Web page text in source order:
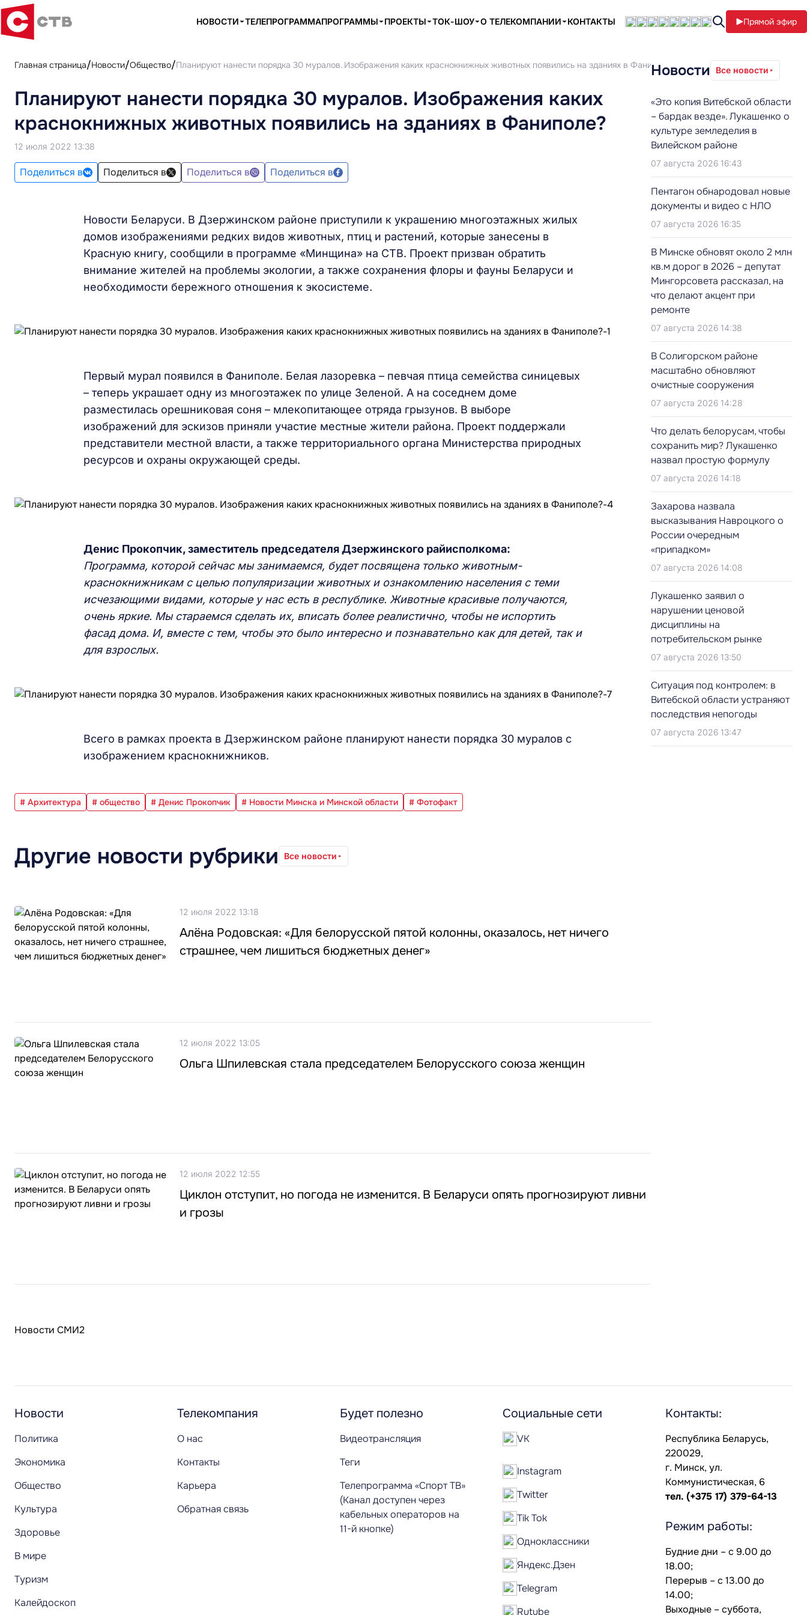
НОВОСТИ ТЕЛЕПРОГРАММАПРОГРАММЫ ПРОЕКТЫ ТОК-ШОУ О ТЕЛЕКОМПАНИИ КОНТАКТЫ Прямой эфир
Главная страница Новости Общество Планируют нанести порядка 30 муралов. Изображения каких краснокнижных животных появились на зданиях в Фаниполе?
Планируют нанести порядка 30 муралов. Изображения каких
краснокнижных животных появились на зданиях в Фаниполе?
12 июля 2022 13:38
Поделиться в Поделиться в Поделиться в Поделиться в
Новости Беларуси. В Дзержинском районе приступили к украшению многоэтажных жилых
домов изображениями редких видов животных, птиц и растений, которые занесены в
Красную книгу, сообщили в программе «Минщина» на СТВ. Проект призван обратить
внимание жителей на проблемы экологии, а также сохранения флоры и фауны Беларуси и
необходимости бережного отношения к экосистеме.
Первый мурал появился в Фаниполе. Белая лазоревка – певчая птица семейства синицевых
– теперь украшает одну из многоэтажек по улице Зеленой. А на соседнем доме
разместилась орешниковая соня – млекопитающее отряда грызунов. В выборе
изображений для эскизов приняли участие местные жители района. Проект поддержали
представители местной власти, а также территориального органа Министерства природных
ресурсов и охраны окружающей среды.
Денис Прокопчик, заместитель председателя Дзержинского райисполкома:
Программа, которой сейчас мы занимаемся, будет посвящена только животным-
краснокнижникам с целью популяризации животных и ознакомлению населения с теми
исчезающими видами, которые у нас есть в республике. Животные красивые получаются,
очень яркие. Мы стараемся сделать их, вписать более реалистично, чтобы не испортить
фасад дома. И, вместе с тем, чтобы это было интересно и познавательно как для детей, так и
для взрослых.
Всего в рамках проекта в Дзержинском районе планируют нанести порядка 30 муралов с
изображением краснокнижников.
# Архитектура # общество # Денис Прокопчик # Новости Минска и Минской области # Фотофакт
Другие новости рубрики Все новости
12 июля 2022 13:18
Алёна Родовская: «Для белорусской пятой колонны, оказалось, нет ничего
страшнее, чем лишиться бюджетных денег»
12 июля 2022 13:05
Ольга Шпилевская стала председателем Белорусского союза женщин
12 июля 2022 12:55
Циклон отступит, но погода не изменится. В Беларуси опять прогнозируют ливни
и грозы
Новости СМИ2
Новости Все новости
«Это копия Витебской области
– бардак везде». Лукашенко о
культуре земледелия в
Вилейском районе
07 августа 2026 16:43
Пентагон обнародовал новые
документы и видео с НЛО
07 августа 2026 16:35
В Минске обновят около 2 млн
кв.м дорог в 2026 – депутат
Мингорсовета рассказал, на
что делают акцент при
ремонте
07 августа 2026 14:38
В Солигорском районе
масштабно обновляют
очистные сооружения
07 августа 2026 14:28
Что делать белорусам, чтобы
сохранить мир? Лукашенко
назвал простую формулу
07 августа 2026 14:18
Захарова назвала
высказывания Навроцкого о
России очередным
«припадком»
07 августа 2026 14:08
Лукашенко заявил о
нарушении ценовой
дисциплины на
потребительском рынке
07 августа 2026 13:50
Ситуация под контролем: в
Витебской области устраняют
последствия непогоды
07 августа 2026 13:47
Новости
Политика
Экономика
Общество
Культура
Здоровье
В мире
Туризм
Калейдоскоп
Телекомпания
О нас
Контакты
Карьера
Обратная связь
Будет полезно
Видеотрансляция
Теги
Телепрограмма «Спорт ТВ»
(Канал доступен через
кабельных операторов на
11-й кнопке)
Социальные сети
VK
Instagram
Twitter
Tik Tok
Одноклассники
Яндекс.Дзен
Telegram
Rutube
Контакты:
Республика Беларусь,
220029,
г. Минск, ул.
Коммунистическая, 6
тел. (+375 17) 379-64-13
Режим работы:
Будние дни – с 9.00 до
18.00;
Перерыв – с 13.00 до
14.00;
Выходные – суббота,